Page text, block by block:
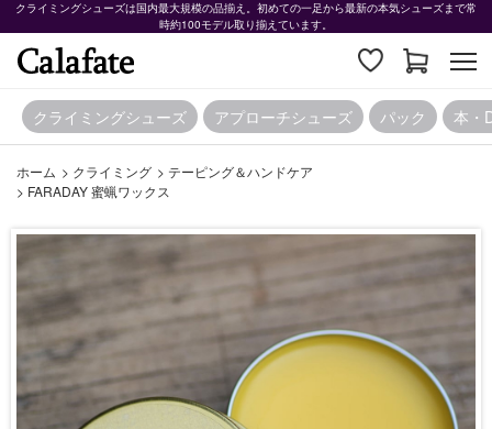
クライミングシューズは国内最大規模の品揃え。初めての一足から最新の本気シューズまで常
時約100モデル取り揃えています。
クライミングシューズ アプローチシューズ パック 本・
ホーム > クライミング > テーピング＆ハンドケア
> FARADAY 蜜蝋ワックス